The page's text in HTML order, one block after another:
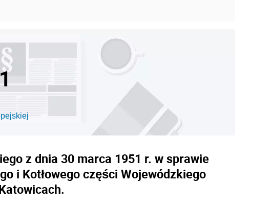
z dnia 30 marca 1951 r. w sprawie
i Kotłowego części Wojewódzkiego